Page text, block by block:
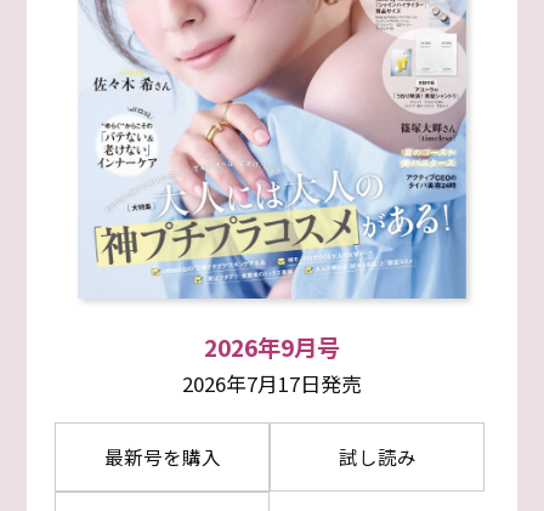
2026年9月号
2026年7月17日発売
最新号を購入 試し読み